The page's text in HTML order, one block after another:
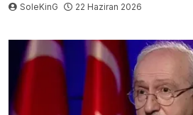
SoleKinG 22 Haziran 2026